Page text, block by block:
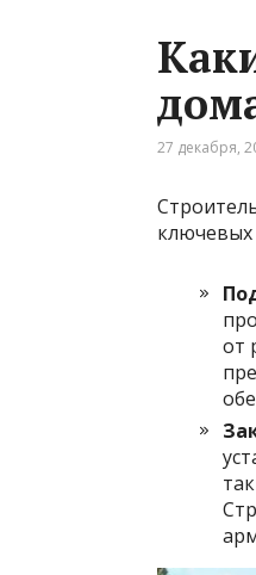
27 декабря,
ключевых
от